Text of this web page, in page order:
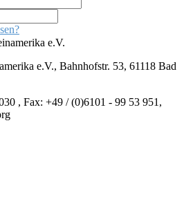
e.V., Bahnhofstr. 53, 61118 Bad
, Fax: +49 / (0)6101 - 99 53 951,